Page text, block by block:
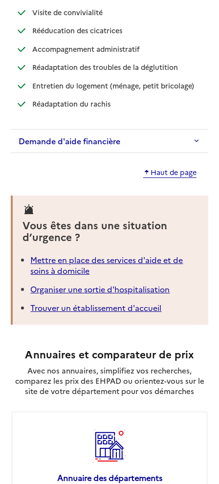
Visite de convivialité: disponible
: non disponible
Rééducation des cicatrices: disponible
: non disponible
Accompagnement administratif: disponible
: non disponible
Réadaptation des troubles de la déglutition: disponible
: non disponible
Entretien du logement (ménage, petit bricolage): disponible
: non
Réadaptation du rachis: disponible
: non disponible
Demande d'aide financière
Haut de page
Vous êtes dans une situation
d’urgence ?
Mettre en place des services d'aide et de
soins à domicile
Organiser une sortie d'hospitalisation
Trouver un établissement d'accueil
Annuaires et comparateur de prix
Avec nos annuaires, simplifiez vos recherches,
comparez les prix des EHPAD ou orientez-vous sur le
site de votre département pour vos démarches
Annuaire des départements